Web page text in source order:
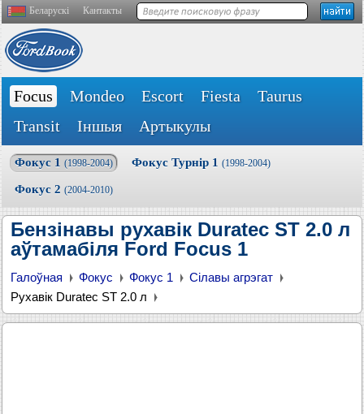
Беларускі Кантакты
Focus Mondeo Escort Fiesta
Taurus
Transit
Іншыя Артыкулы
Фокус 1 (1998-2004) Фокус Турнір 1 (1998-2004)
Фокус 2 (2004-2010)
Бензінавы рухавік Duratec ST 2.0 л
аўтамабіля Ford Focus 1
Галоўная Фокус Фокус 1
Сілавы агрэгат
Рухавік Duratec ST 2.0 л